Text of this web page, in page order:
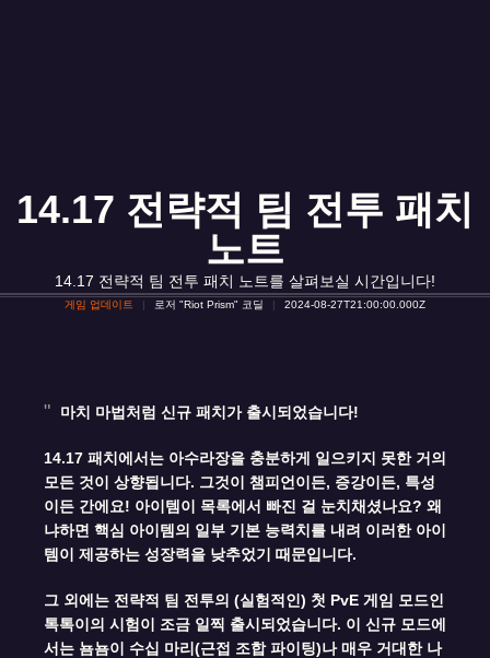
14.17 전략적 팀 전투 패치
노트
14.17 전략적 팀 전투 패치 노트를 살펴보실 시간입니다!
게임 업데이트 로저 "Riot Prism" 코딜 2024-08-27T21:00:00.000Z
마치 마법처럼 신규 패치가 출시되었습니다!
14.17 패치에서는 아수라장을 충분하게 일으키지 못한 거의
모든 것이 상향됩니다. 그것이 챔피언이든, 증강이든, 특성
이든 간에요! 아이템이 목록에서 빠진 걸 눈치채셨나요? 왜
냐하면 핵심 아이템의 일부 기본 능력치를 내려 이러한 아이
템이 제공하는 성장력을 낮추었기 때문입니다.
그 외에는 전략적 팀 전투의 (실험적인) 첫 PvE 게임 모드인
톡톡이의 시험이 조금 일찍 출시되었습니다. 이 신규 모드에
서는 뇸뇸이 수십 마리(근접 조합 파이팅)나 매우 거대한 나